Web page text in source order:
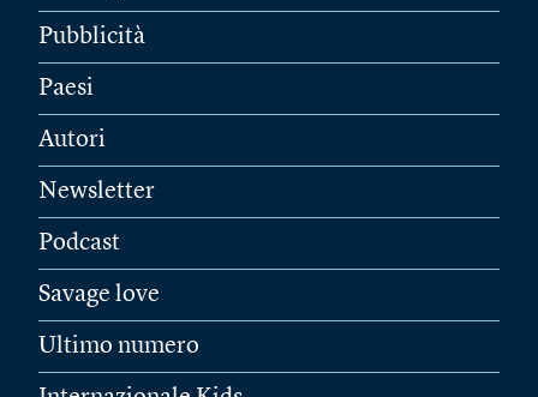
Pubblicità
Paesi
Autori
Newsletter
Podcast
Savage love
Ultimo numero